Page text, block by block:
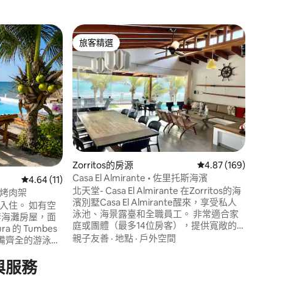
5 分）
從 11 則評價中獲得 4.64 的平均評分（滿分 5 分）
4.64 (11)
肉架
有空
的 Tumbes
齊全的游泳
的舒適度，
烤架和配備
旅客精選
旅客精選
Zorritos的房源 從 169 則評價中獲得
4.87 (169)
Casa El Almirante • 佐里托斯海濱
北天堂- Casa El Almirante 在Zorritos的海
濱別墅Casa El Almirante醒來，享受私人
泳池、海景露臺和全職員工。 非常適合家
庭或團體（最多14位房客），提供寬敞的
起居區域、WiFi、智慧電視、設備齊全的廚
親子友善 · 地點 · 戶外空間
服務